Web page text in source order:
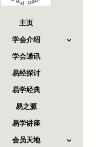
主页
学会介绍
学会通讯
易经探讨
易学经典
易之源
易学讲座
会员天地